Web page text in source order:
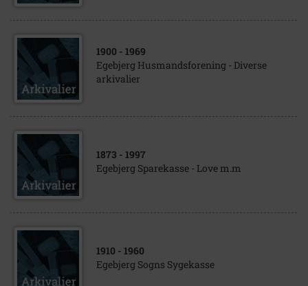
1900 - 1969
Egebjerg Husmandsforening - Diverse
arkivalier
1873 - 1997
Egebjerg Sparekasse - Love m.m
1910 - 1960
Egebjerg Sogns Sygekasse